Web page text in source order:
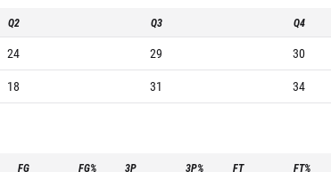
Q2 Q3 Q4
24 29 30
18 31 34
FG FG% 3P 3P% FT FT%